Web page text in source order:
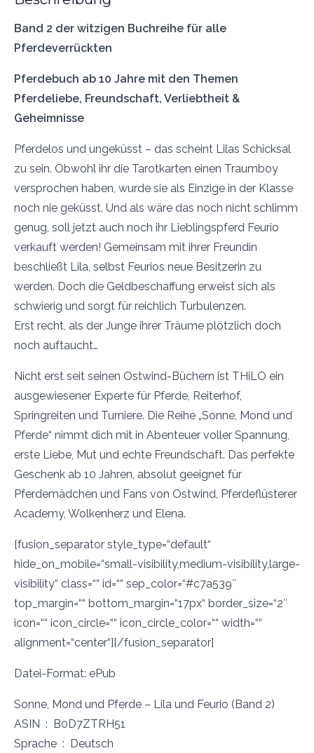
Band 2 der witzigen Buchreihe für alle
Pferdeverrückten
Pferdebuch ab 10 Jahre mit den Themen
Pferdeliebe, Freundschaft, Verliebtheit &
Geheimnisse
Pferdelos und ungeküsst – das scheint Lilas Schicksal
zu sein. Obwohl ihr die Tarotkarten einen Traumboy
versprochen haben, wurde sie als Einzige in der Klasse
noch nie geküsst. Und als wäre das noch nicht schlimm
genug, soll jetzt auch noch ihr Lieblingspferd Feurio
verkauft werden! Gemeinsam mit ihrer Freundin
beschließt Lila, selbst Feurios neue Besitzerin zu
werden. Doch die Geldbeschaffung erweist sich als
schwierig und sorgt für reichlich Turbulenzen.
Erst recht, als der Junge ihrer Träume plötzlich doch
noch auftaucht…
Nicht erst seit seinen Ostwind-Büchern ist THiLO ein
ausgewiesener Experte für Pferde, Reiterhof,
Springreiten und Turniere. Die Reihe „Sonne, Mond und
Pferde“ nimmt dich mit in Abenteuer voller Spannung,
erste Liebe, Mut und echte Freundschaft. Das perfekte
Geschenk ab 10 Jahren, absolut geeignet für
Pferdemädchen und Fans von Ostwind, Pferdeflüsterer
Academy, Wolkenherz und Elena.
[fusion_separator style_type=“default“
hide_on_mobile=“small-visibility,medium-visibility,large-
visibility“ class=““ id=““ sep_color=“#c7a539″
top_margin=““ bottom_margin=“17px“ border_size=“2″
icon=““ icon_circle=““ icon_circle_color=““ width=““
alignment=“center“][/fusion_separator]
Datei-Format: ePub
Sonne, Mond und Pferde – Lila und Feurio (Band 2)
ASIN ‏ : ‎ B0D7ZTRH51
Sprache ‏ : ‎ Deutsch